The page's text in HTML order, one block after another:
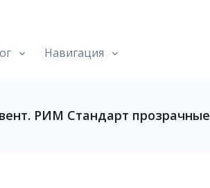
Навигация
РИМ Стандарт прозрачные